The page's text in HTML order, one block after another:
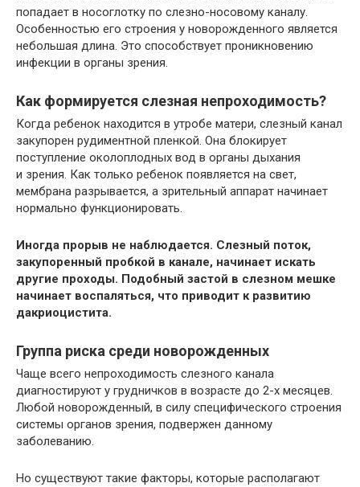
попадает в носоглотку по слезно-носовому каналу.
Особенностью его строения у новорожденного является
небольшая длина. Это способствует проникновению
инфекции в органы зрения.
Как формируется слезная непроходимость?
Когда ребенок находится в утробе матери, слезный канал
закупорен рудиментной пленкой. Она блокирует
поступление околоплодных вод в органы дыхания
и зрения. Как только ребенок появляется на свет,
мембрана разрывается, а зрительный аппарат начинает
нормально функционировать.
Иногда прорыв не наблюдается. Слезный поток,
закупоренный пробкой в канале, начинает искать
другие проходы. Подобный застой в слезном мешке
начинает воспаляться, что приводит к развитию
дакриоцистита.
Группа риска среди новорожденных
Чаще всего непроходимость слезного канала
диагностируют у грудничков в возрасте до 2-х месяцев.
Любой новорожденный, в силу специфического строения
системы органов зрения, подвержен данному
заболеванию.
Но существуют такие факторы, которые располагают